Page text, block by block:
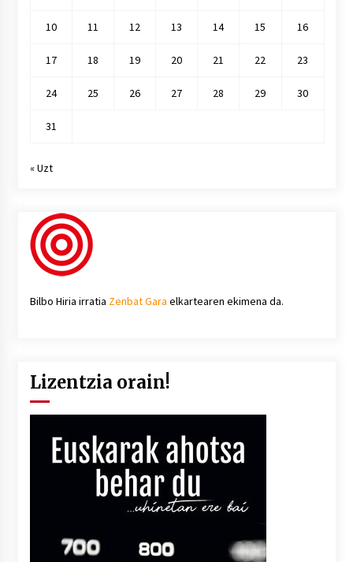
10 11 12 13 14 15 16
17 18 19 20 21 22 23
24 25 26 27 28 29 30
31
« Uzt
Bilbo Hiria irratia Zenbat Gara elkartearen ekimena da.
Lizentzia orain!